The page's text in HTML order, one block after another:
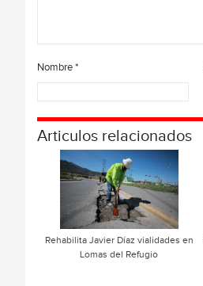
Nombre*
Articulos relacionados
Rehabilita Javier Díaz vialidades en
Lomas del Refugio